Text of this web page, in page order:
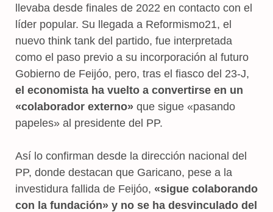
llevaba desde finales de 2022 en contacto con el
líder popular. Su llegada a Reformismo21, el
nuevo think tank del partido, fue interpretada
como el paso previo a su incorporación al futuro
Gobierno de Feijóo, pero, tras el fiasco del 23-J,
el economista ha vuelto a convertirse en un
«colaborador externo» que sigue «pasando
papeles» al presidente del PP.
Así lo confirman desde la dirección nacional del
PP, donde destacan que Garicano, pese a la
investidura fallida de Feijóo, «sigue colaborando
con la fundación» y no se ha desvinculado del